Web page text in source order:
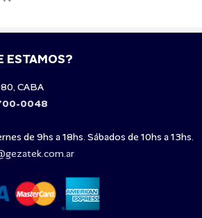
ESTAMOS?
CABA
0048
de 9hs a 18hs. Sábados de 10hs a 13hs.